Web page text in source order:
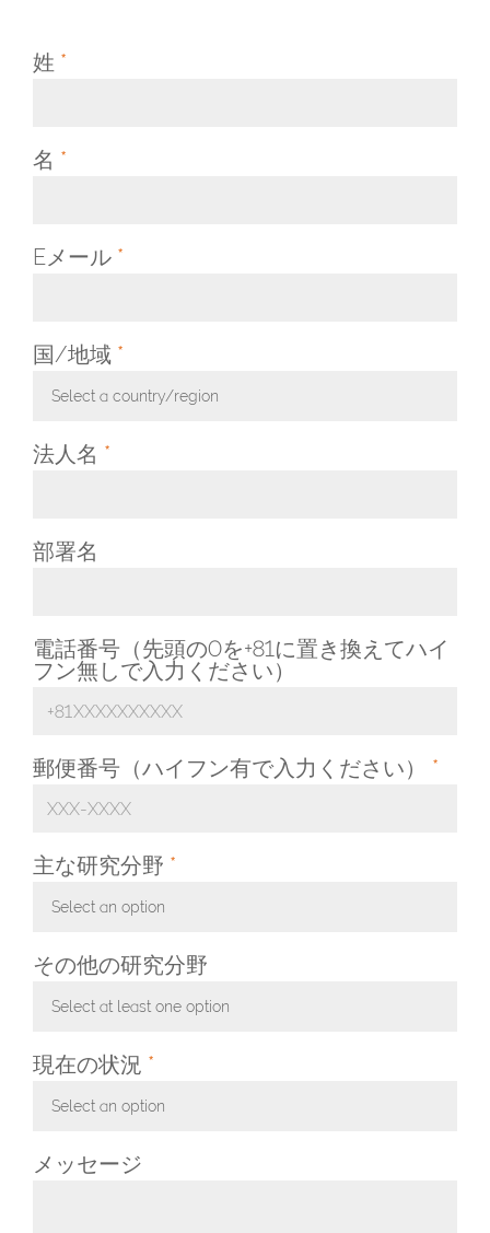
姓 *
名 *
Eメール *
国/地域 *
Select a country/region
法人名 *
部署名
電話番号（先頭の0を+81に置き換えてハイ
フン無しで入力ください）
郵便番号（ハイフン有で入力ください） *
主な研究分野 *
Select an option
その他の研究分野
Select at least one option
現在の状況 *
Select an option
メッセージ